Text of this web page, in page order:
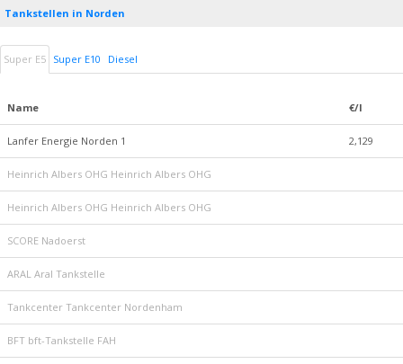
Tankstellen in Norden
Super E5 Super E10 Diesel
Name €/l
Lanfer Energie Norden 1 2,129
Heinrich Albers OHG Heinrich Albers OHG
Heinrich Albers OHG Heinrich Albers OHG
SCORE Nadoerst
ARAL Aral Tankstelle
Tankcenter Tankcenter Nordenham
BFT bft-Tankstelle FAH